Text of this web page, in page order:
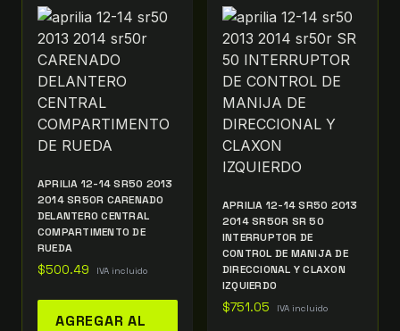
APRILIA 12-14 SR50 2013
2014 SR50R CARENADO
DELANTERO CENTRAL
COMPARTIMENTO DE
RUEDA
$500.49 IVA incluido
AGREGAR AL
APRILIA 12-14 SR50 2013
2014 SR50R SR 50
INTERRUPTOR DE
CONTROL DE MANIJA DE
DIRECCIONAL Y CLAXON
IZQUIERDO
$751.05 IVA incluido